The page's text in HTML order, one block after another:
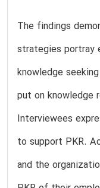
The findings
strategies portray
knowledge
put on knowledge
Interviewees
to support PKR.
and the